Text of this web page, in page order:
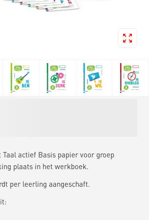
actief Basis papier voor groep
plaats in het werkboek.
per leerling aangeschaft.